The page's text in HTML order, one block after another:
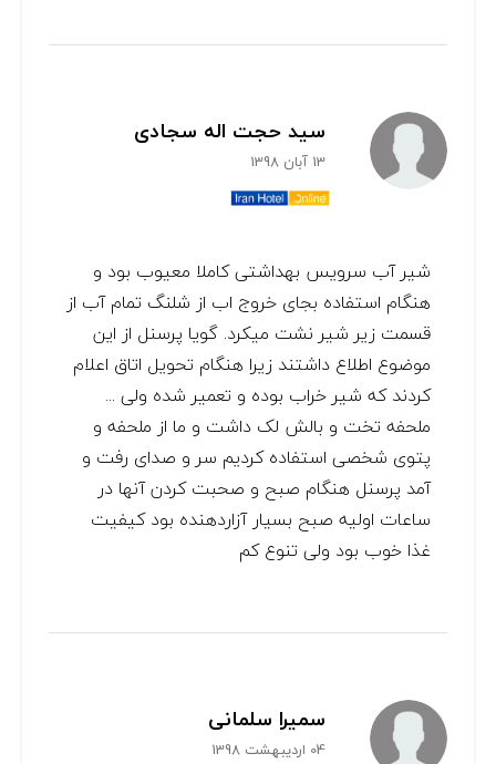
سید حجت اله سجادی
13 آبان 1398
شیر آب سرویس بهداشتی کاملا معیوب بود و
هنگام استفاده بجای خروج اب از شلنگ تمام آب از
قسمت زیر شیر نشت میکرد. گویا پرسنل از این
موضوع اطلاع داشتند زیرا هنگام تحویل اتاق اعلام
کردند که شیر خراب بوده و تعمیر شده ولی ...
ملحفه تخت و بالش لک داشت و ما از ملحفه و
پتوی شخصی استفاده کردیم سر و صدای رفت و
آمد پرسنل هنگام صبح و صحبت کردن آنها در
ساعات اولیه صبح بسیار آزاردهنده بود کیفیت
غذا خوب بود ولی تنوع کم
سمیرا سلمانی
04 اردیبهشت 1398